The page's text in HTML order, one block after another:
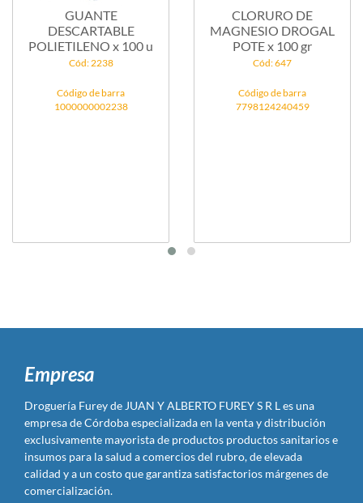
GUANTE
DESCARTABLE
POLIETILENO x 100 u
Cód: 2238
Código de barra
1000000002238
CLORURO DE
MAGNESIO DROGAL
POTE x 100 gr
Cód: 647
Código de barra
7798124240459
Empresa
Droguería Furey de JUAN Y ALBERTO FUREY S R L es una
empresa de Córdoba especializada en la venta y distribución
exclusivamente mayorista de productos productos sanitarios e
insumos para la salud a comercios del rubro, de elevada
calidad y a un costo que garantiza satisfactorios márgenes de
comercialización.